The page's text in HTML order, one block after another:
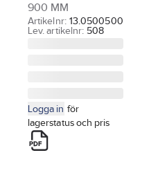
900 MM
Artikelnr: 13.0500500
Lev. artikelnr: 508
Logga in för
lagerstatus och pris